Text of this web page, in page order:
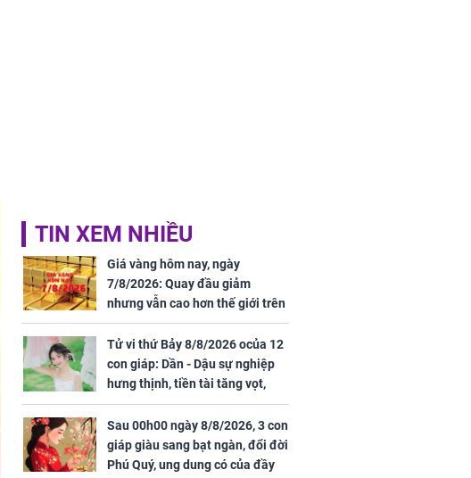
TIN XEM NHIỀU
Giá vàng hôm nay, ngày
7/8/2026: Quay đầu giảm
nhưng vẫn cao hơn thế giới trên
7 triệu đồng
Tử vi thứ Bảy 8/8/2026 ocủa 12
con giáp: Dần - Dậu sự nghiệp
hưng thịnh, tiền tài tăng vọt,
Mão - Thân công việc bất trắc,
tiền mất tật mang
Sau 00h00 ngày 8/8/2026, 3 con
giáp giàu sang bạt ngàn, đổi đời
Phú Quý, ung dung có của đầy